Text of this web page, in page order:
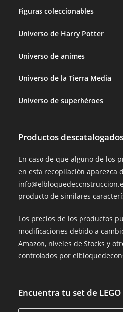
Figuras coleccionables
Universo de Harry Potter
Universo de animes
Universo de la Tierra Media
Universo de superhéroes
Productos descatalogados
En caso de que alguno de los
en esta recopilación aparezca
producto de similares
Los precios de los productos
modificaciones debido a
Amazon, niveles de Stocks y
controlados por
Encuentra tu set de LEGO